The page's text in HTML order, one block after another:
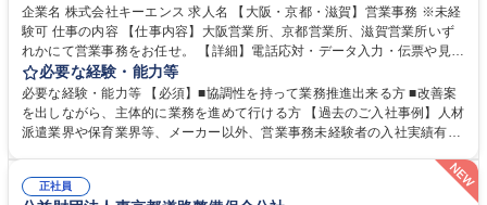
企業名 株式会社キーエンス 求人名 【大阪・京都・滋賀】営業事務 ※未経
験可 仕事の内容 【仕事内容】大阪営業所、京都営業所、滋賀営業所いず
れかにて営業事務をお任せ。 【詳細】電話応対・データ入力・伝票や見積
の作成・カタログ送付・来客対応・営業所内で発生する事務業務や業務改
善をお任せ。 【教育制度】ご入社後、育成担当とペアになりながらOJTに
て業務を覚えていただくことが可能です。業務システムがきちんと構築さ
れているため、スムーズに仕事に慣れることができる環境です。また、
常に改善を目指す風土のため、安心して業務に取り組んでいただけます。
募集職種 【大阪・京都・滋賀】営業事務 ※未経験可
必要な経験・能力等
必要な経験・能力等 【必須】■協調性を持って業務推進出来る方 ■改善案
を出しながら、主体的に業務を進めて行ける方 【過去のご入社事例】人材
派遣業界や保育業界等、メーカー以外、営業事務未経験者の入社実績有
により、キーエンスの付加価値向上に貢献します。ベースの定型業務に加
えて、お客様や社員の状況に合わせ、能動的なサポート、改善の動きも期
正社員